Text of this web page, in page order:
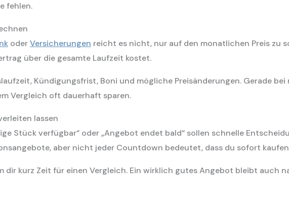
fehlen.
oderVersicherungen reicht es nicht, nur auf den monatlichen Preis zu
über die gesamte Laufzeit kostet.
Kündigungsfrist, Boni und mögliche Preisänderungen. Gerade bei
Vergleich oft dauerhaft sparen.
lassen
Stück verfügbar“ oder „Angebot endet bald“ sollen schnelle
aber nicht jeder Countdown bedeutet, dass du sofort
dir kurz Zeit für einen Vergleich. Ein wirklich gutes Angebot bleibt auch